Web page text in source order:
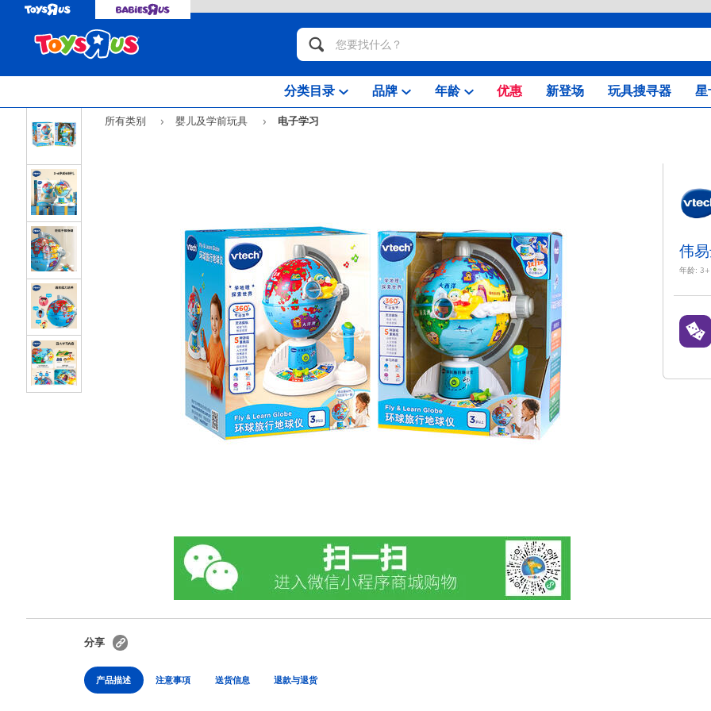
分类目录 品牌 年龄 优惠 新登场 玩具搜寻器 星
所有类别 婴儿及学前玩具 电子学习
伟
年龄: 3+
分享
产品描述 注意事項 送货信息 退款与退货